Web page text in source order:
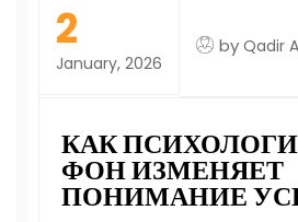
2
January, 2026
by Qadir
КАК
ФОН ИЗМЕНЯЕТ
ПОНИМАНИЕ